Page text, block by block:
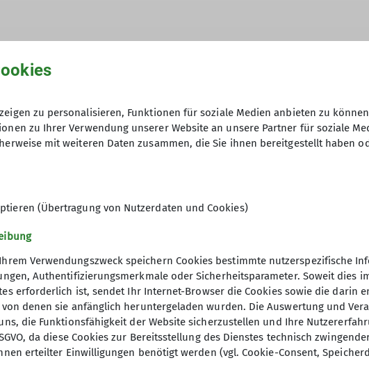
der Datenschutzerklärung *
und genutzt werden. Mir ist bekannt, dass ich meine
zu personalisieren, Funktionen für soziale Medien anbieten zu
zu Ihrer Verwendung unserer Website an unsere Partner für soziale
mit weiteren Daten zusammen, die Sie ihnen bereitgestellt haben
(Übertragung von Nutzerdaten und Cookies)
Verwendungszweck speichern Cookies bestimmte nutzerspezifische
Authentifizierungsmerkmale oder Sicherheitsparameter. Soweit dies
erforderlich ist, sendet Ihr Internet-Browser die Cookies sowie die darin
von denen sie anfänglich heruntergeladen wurden. Die Auswertung und
die Funktionsfähigkeit der Website sicherzustellen und Ihre
da diese Cookies zur Bereitsstellung des Dienstes technisch
erteilter Einwilligungen benötigt werden (vgl. Cookie-Consent,